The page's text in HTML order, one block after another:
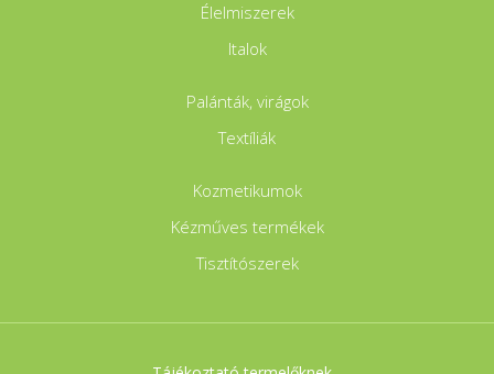
Élelmiszerek
Italok
Palánták, virágok
Textíliák
Kozmetikumok
Kézműves termékek
Tisztítószerek